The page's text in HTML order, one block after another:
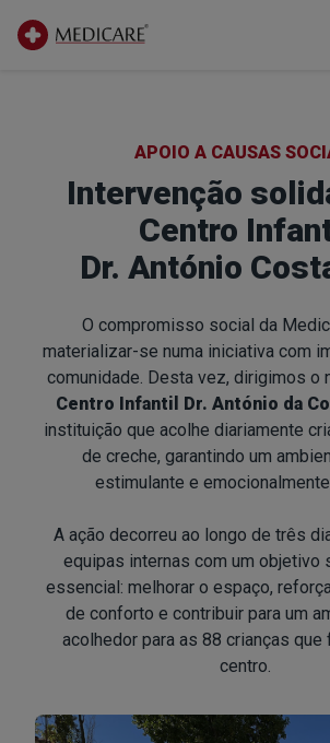
APOIO A CAUSAS
Intervenção
Centro
Dr. António
O compromisso social da
materializar-se numa iniciativa com
comunidade. Desta vez, dirigimos o
Centro Infantil Dr. António da
instituição que acolhe diariamente
de creche, garantindo um
estimulante e
A ação decorreu ao longo de três
equipas internas com um objetivo
essencial: melhorar o espaço,
de conforto e contribuir para um
acolhedor para as 88 crianças que
centro.